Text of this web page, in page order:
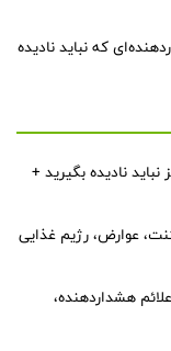
که نباید نادیده
که هرگز نباید نادیده بگیرید +
عوارض، رژیم غذایی
هشداردهنده،